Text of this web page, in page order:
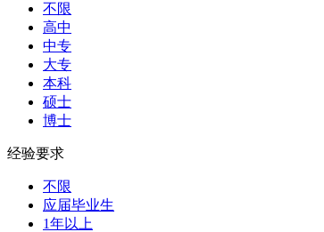
不限
高中
中专
大专
本科
硕士
博士
经验要求
不限
应届毕业生
1年以上